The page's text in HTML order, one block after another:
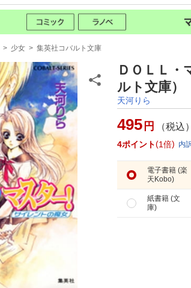
> 少女 > 集英社コバルト文庫
ＤＯＬＬ
ルト文庫
天河りら
495 円 （税込）
4ポイント 1倍 内
電子書籍 (楽
天Kobo)
紙書籍 (文
庫)